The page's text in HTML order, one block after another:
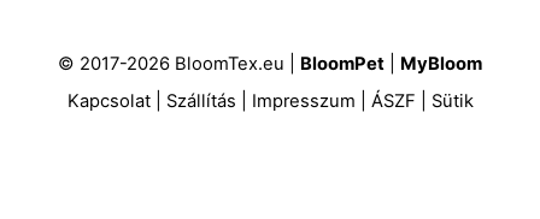
© 2017-2026 BloomTex.eu | BloomPet
MyBloom
Kapcsolat| Szállítás Impresszum ÁSZF Sütik